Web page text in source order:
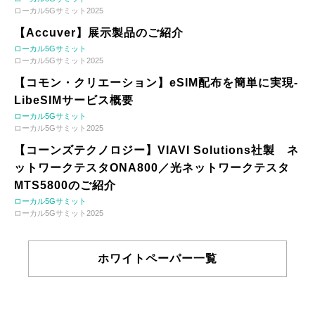
ローカル5Gサミット2025
【Accuver】展示製品のご紹介
ローカル5Gサミット
ローカル5Gサミット2025
【コモン・クリエーション】eSIM配布を簡単に実現-
LibeSIMサービス概要
ローカル5Gサミット
ローカル5Gサミット2025
【コーンズテクノロジー】VIAVI Solutions社製 ネ
ットワークテスタONA800／光ネットワークテスタ
MTS5800のご紹介
ローカル5Gサミット
ローカル5Gサミット2025
ホワイトペーパー一覧